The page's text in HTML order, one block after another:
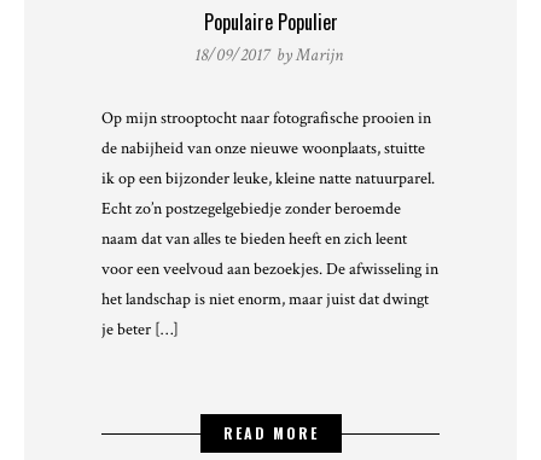
Populaire Populier
18/09/2017 byMarijn
Op mijn strooptocht naar fotografische prooien in
de nabijheid van onze nieuwe woonplaats, stuitte
ik op een bijzonder leuke, kleine natte natuurparel.
Echt zo’n postzegelgebiedje zonder beroemde
naam dat van alles te bieden heeft en zich leent
voor een veelvoud aan bezoekjes. De afwisseling in
het landschap is niet enorm, maar juist dat dwingt
je beter […]
READ MORE